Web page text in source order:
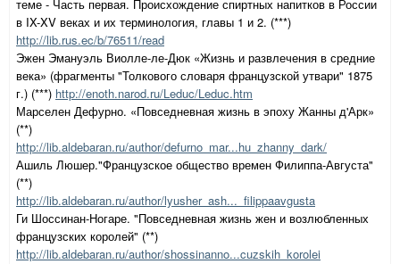
теме - Часть первая. Происхождение спиртных напитков в России
в IX-XV веках и их терминология, главы 1 и 2. (***)
http://lib.rus.ec/b/76511/read
Эжен Эмануэль Виолле-ле-Дюк «Жизнь и развлечения в средние
века» (фрагменты "Толкового словаря французской утвари" 1875
г.) (***) http://enoth.narod.ru/Leduc/Leduc.htm
Марселен Дефурно. «Повседневная жизнь в эпоху Жанны д'Арк»
(**)
http://lib.aldebaran.ru/author/defurno_mar...hu_zhanny_dark/
Ашиль Люшер."Французское общество времен Филиппа-Августа"
(**)
http://lib.aldebaran.ru/author/lyusher_ash..._filippaavgusta
Ги Шоссинан-Ногаре. "Повседневная жизнь жен и возлюбленных
французских королей" (**)
http://lib.aldebaran.ru/author/shossinanno...cuzskih_korolei